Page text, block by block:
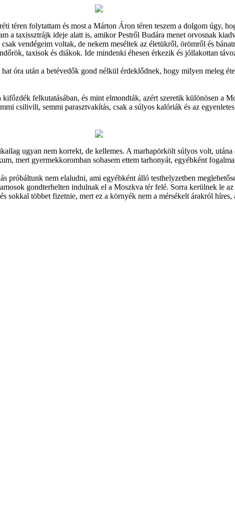
téren folytattam és most a Márton Áron téren teszem a dolgom úgy,
a taxissztrájk ideje alatt is, amikor Pestről Budára menet orvosnak
vendégeim voltak, de nekem meséltek az életükről, örömről és
taxisok és diákok. Ide mindenki éhesen érkezik és jóllakottan
óra után a betévedők gond nélkül érdeklődnek, hogy milyen meleg
felkutatásában, és mint elmondták, azért szeretik különösen a
csilivili, semmi parasztvakítás, csak a súlyos kalóriák és az
ugyan nem korrekt, de kellemes. A marhapörkölt súlyos volt,
mert gyermekkoromban sohasem ettem tarhonyát, egyébként
próbáltunk nem elaludni, ami egyébként álló testhelyzetben
gondterhelten indulnak el a Moszkva tér felé. Sorra kerülnek le
többet fizetnie, mert ez a környék nem a mérsékelt árakról